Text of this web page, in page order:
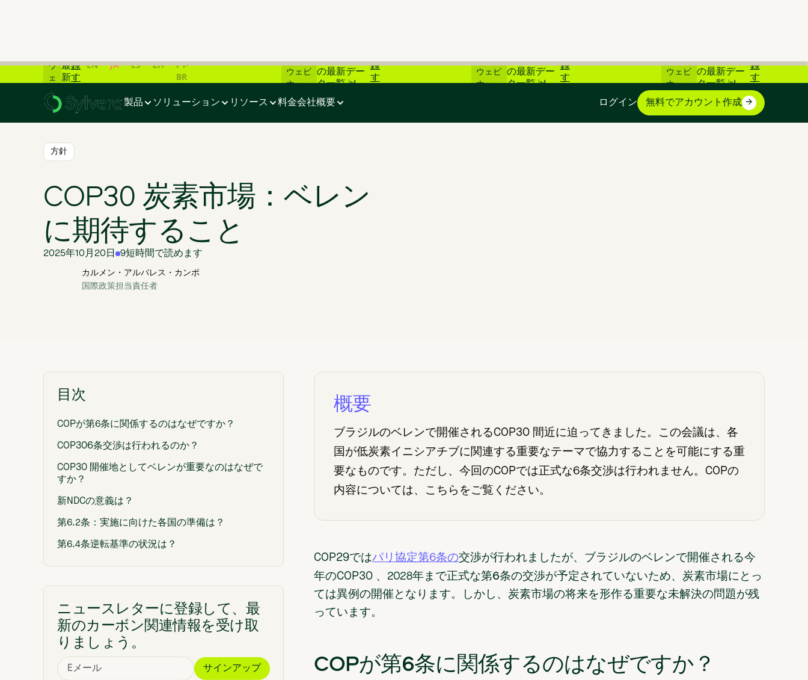
ウ
ェ
ナ
ー
最
新
ー
📊
録
す
EN JA ES ZH
PT-
BR
ライブ
ウェビ
ナー
📊 炭素市場
の最新デー
タ一覧 📊
録
す
ライブ
ウェビ
ナー
📊 炭素市場
の最新デー
タ一覧 📊
録
す
ライブ
ウェビ
ナー
📊 炭素市場
の最新デー
タ一覧 📊
録
す
る
製品
ソリューション リソース 料金会社概要 ログイン 無料でアカウント作成
方針
COP30 炭素市場：ベレン
に期待すること
2025年10月20日 9短時間で読めます
カルメン・アルバレス・カンポ
国際政策担当責任者
目次
COPが第6条に関係するのはなぜですか？
COP306条交渉は行われるのか？
COP30 開催地としてベレンが重要なのはなぜで
すか？
新NDCの意義は？
第6.2条：実施に向けた各国の準備は？
第6.4条逆転基準の状況は？
CDM移行：品質に関する懸念事項とは？
二酸化炭素除去（CDR）とは？
COP30炭素市場関係者が期待することとは？
各国政府
投資家
ニュースレターに登録して、最
新のカーボン関連情報を受け取
りましょう。
概要
ブラジルのベレンで開催されるCOP30 間近に迫ってきました。この会議は、各
国が低炭素イニシアチブに関連する重要なテーマで協力することを可能にする重
要なものです。ただし、今回のCOPでは正式な6条交渉は行われません。COPの
内容については、こちらをご覧ください。
COP29ではパリ協定第6条の交渉が行われましたが、ブラジルのベレンで開催される今
年のCOP30 、2028年まで正式な第6条の交渉が予定されていないため、炭素市場にとっ
ては異例の開催となります。しかし、炭素市場の将来を形作る重要な未解決の問題が残
っています。
COPが第6条に関係するのはなぜですか？